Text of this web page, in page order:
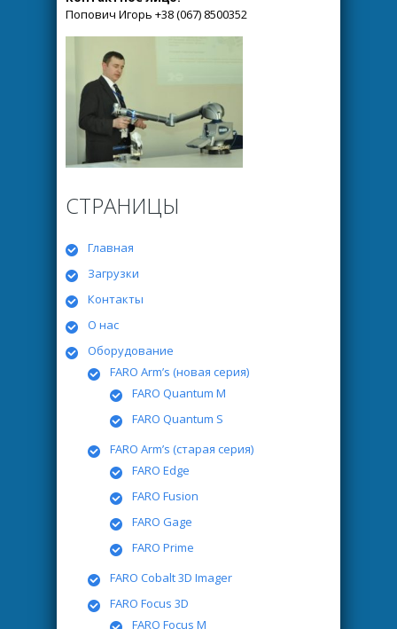
Попович Игорь +38 (067) 8500352
СТРАНИЦЫ
Главная
Загрузки
Контакты
О нас
Оборудование
FARO Arm’s (новая серия)
FARO Quantum M
FARO Quantum S
FARO Arm’s (старая серия)
FARO Edge
FARO Fusion
FARO Gage
FARO Prime
FARO Cobalt 3D Imager
FARO Focus 3D
FARO Focus M